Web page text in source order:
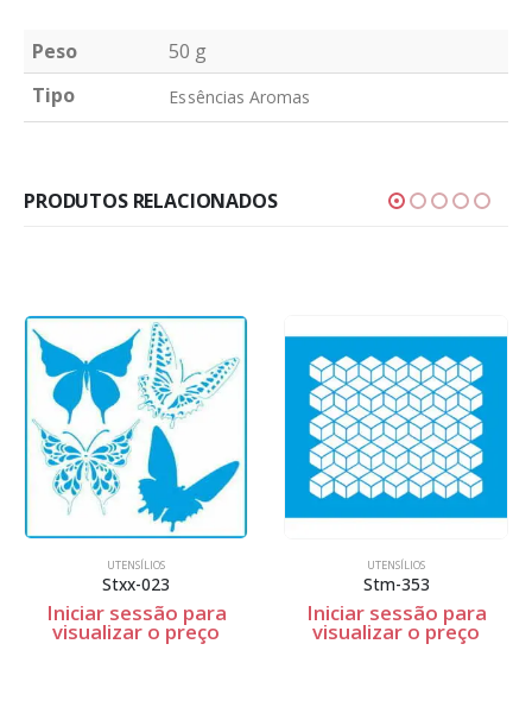
Peso
50 g
Tipo
Essências Aromas
PRODUTOS RELACIONADOS
UTENSÍLIOS
Stxx-023
Iniciar sessão para
visualizar o preço
UTENSÍLIOS
Stm-353
Iniciar sessão para
visualizar o preço